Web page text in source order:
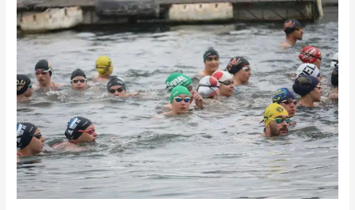
Abertas:
Fluvial
conquista
mais
de
uma
dezena
de
medalhas
no
Campeonato
Nacional